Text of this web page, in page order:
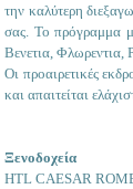
την καλύτερη
σας. Το πρόγραμμα
Βενετια,
Οι προαιρετικές
και απαιτείται
Ξενοδοχεία
HTL CAESAR